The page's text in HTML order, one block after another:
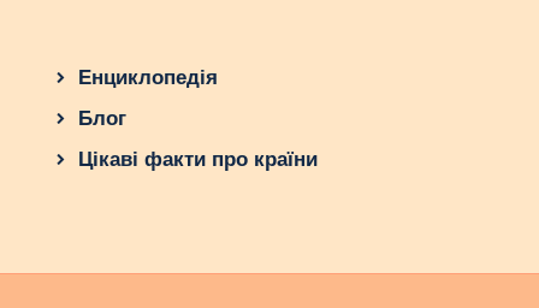
Енциклопедія
Блог
Цікаві факти про країни